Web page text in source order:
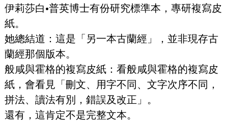
伊莉莎白•普英博士有份研究標準本，專研複寫皮
紙。
她總結道：這是「另一本古蘭經」，並非現存古
蘭經那個版本。
般咸與霍格的複寫皮紙：看般咸與霍格的複寫皮
紙，會看見「刪文、用字不同、文字次序不同，
拼法、讀法有別，錯誤及改正」。
還有，這肯定不是完整文本。